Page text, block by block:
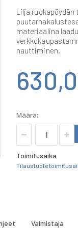
Lilja
materiaalina
nauttiminen.
Määrä:
Toimitusaika
Tilaustuote
Valmistaja